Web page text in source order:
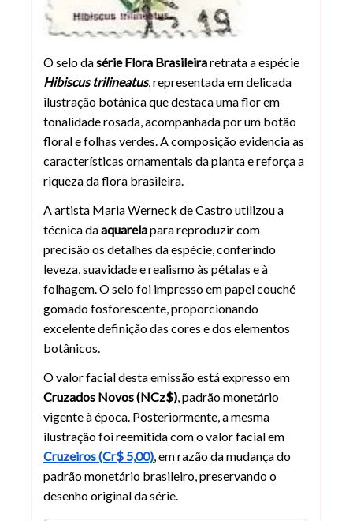
O selo dasérie Flora Brasileiraretrata a espécie
Hibiscus trilineatus, representada em delicada
ilustração botânica que destaca uma flor em
tonalidade rosada, acompanhada por um botão
floral e folhas verdes. A composição evidencia as
características ornamentais da planta e reforça a
riqueza da flora brasileira.
A artista Maria Werneck de Castro utilizou a
técnica daaquarelapara reproduzir com
precisão os detalhes da espécie, conferindo
leveza, suavidade e realismo às pétalas e à
folhagem. O selo foi impresso em papel couché
gomado fosforescente, proporcionando
excelente definição das cores e dos elementos
botânicos.
O valor facial desta emissão está expresso em
Cruzados Novos (NCz$) , padrão monetário
vigente à época. Posteriormente, a mesma
ilustração foi reemitida com o valor facial em
Cruzeiros (Cr$ 5,00) , em razão da mudança do
padrão monetário brasileiro, preservando o
desenho original da série.